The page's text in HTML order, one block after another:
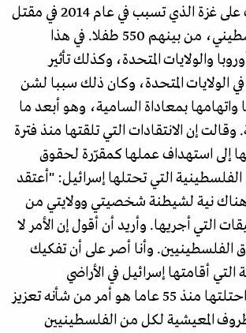
الإسرائيلي العنيف على غزة الذي تسبب في عام 2014 في مقتل
أكثر من ألفي فلسطيني، من بينهم 550 طفلا. في هذا
والولايات المتحدة، وكذلك تأثير
الولايات المتحدة، وكان ذلك سببا لشن
بمعاداة السامية، وهو أبعد ما
إن الانتقادات التي تلقتها منذ فترة
إلى استهداف عملها كمقرّرة لحقوق
الفلسطينية التي تحتلها إسرائيل: "أعتقد
نية لشيطنة شخصيتي وولايتي من
التي أجريها. وأريد أن أقول إن الأمر لا
وأنا أصر على أن تفكيك
التي أقامتها إسرائيل في الأراضي
الفلسطينية التي احتلتها منذ 55 عاما هو أمر من شأنه تعزيز
المعيشية لكل من الفلسطينيين